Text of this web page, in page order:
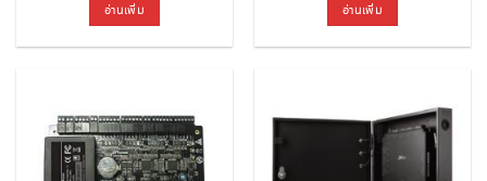
อ่านเพิ่ม อ่านเพิ่ม